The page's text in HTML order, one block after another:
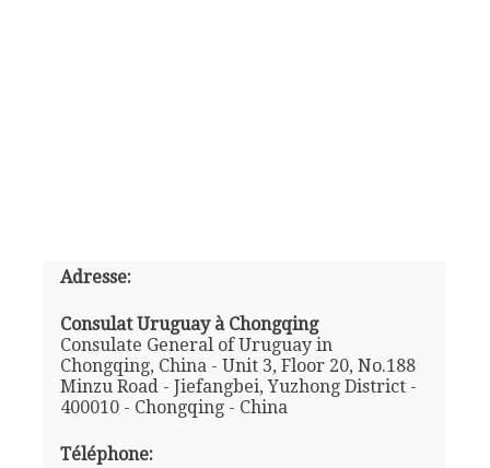
Adresse:
Consulat Uruguay à Chongqing
Consulate General of Uruguay in
Chongqing, China - Unit 3, Floor 20, No.188
Minzu Road - Jiefangbei, Yuzhong District -
400010 - Chongqing - China
Téléphone: